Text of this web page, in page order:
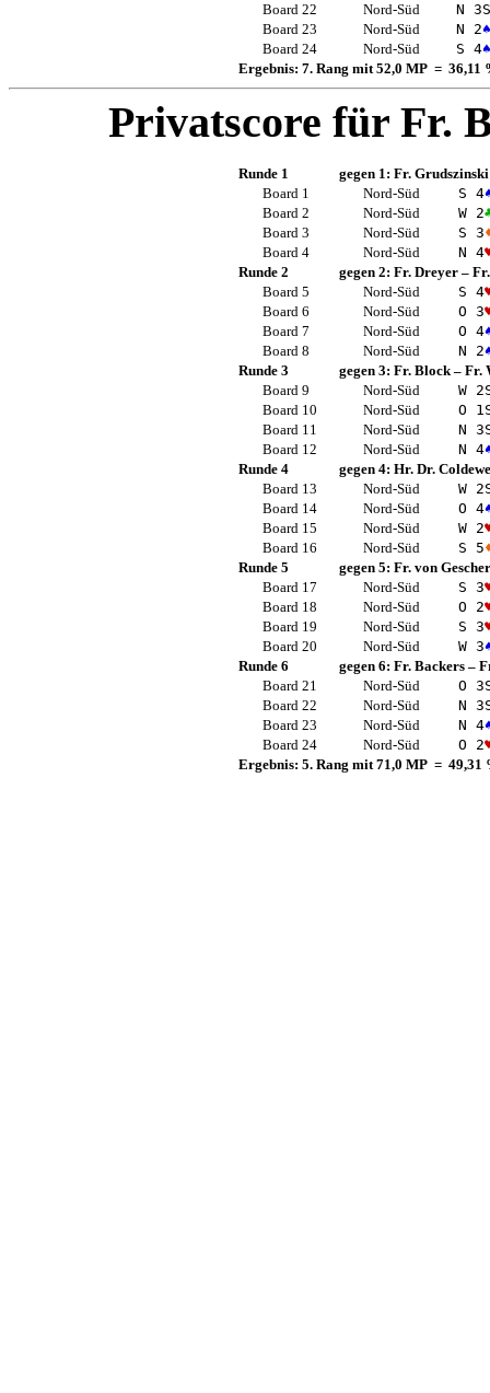
Board 22
Nord-Süd N 3
Board 23
Nord-Süd N 2♠
Board 24
Nord-Süd S 4♠
Ergebnis: 7. Rang mit 52,0 MP = 36,11
Privatscore für Fr.
Runde 1 gegen 1: Fr. Grudszinski
Board 1
Nord-Süd S 4
Board 2
Nord-Süd W 2
Board 3
Nord-Süd S 3
Board 4
Nord-Süd N 4
Runde 2
gegen 2: Fr. Dreyer–
Board 5
Nord-Süd S 4
Board 6
Nord-Süd O 3
Board 7
Nord-Süd O 4
Board 8
Nord-Süd N 2
Runde 3
gegen 3: Fr. Block– Fr.
Board 9
Nord-Süd W 2
Board 10
Nord-Süd O 1
Board 11
Nord-Süd N 3
Board 12
Nord-Süd N 4
Runde 4
gegen 4: Hr. Dr.
Board 13
Nord-Süd W 2
Board 14
Nord-Süd O 4
Board 15
Nord-Süd W 2
Board 16
Nord-Süd S 5
Runde 5
gegen 5: Fr. von Gescher
Board 17
Nord-Süd S 3
Board 18
Nord-Süd O 2
Board 19
Nord-Süd S 3
Board 20
Nord-Süd W 3
Runde 6
gegen 6: Fr. Backers–
Board 21
Nord-Süd O 3
Board 22
Nord-Süd N 3
Board 23
Nord-Süd N 4
Board 24
Nord-Süd O 2
Ergebnis: 5. Rang mit 71,0 MP = 49,31